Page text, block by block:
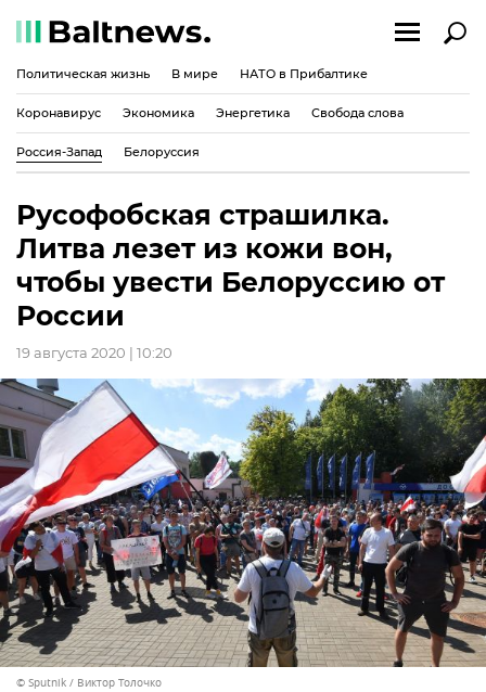
Политическая жизнь В мире НАТО в Прибалтике
Коронавирус Экономика Энергетика Свобода слова
Россия-Запад Белоруссия
Русофобская страшилка.
Литва лезет из кожи вон,
чтобы увести Белоруссию от
России
19 августа 2020 | 10:20
© Sputnik / Виктор Толочко